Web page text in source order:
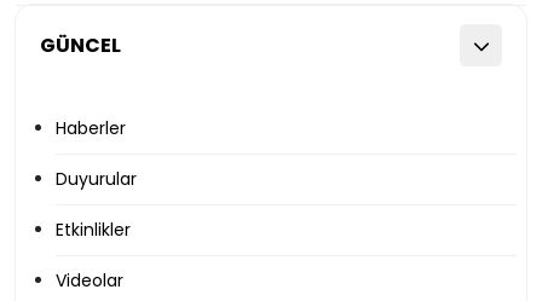
GÜNCEL
Haberler
Duyurular
Etkinlikler
Videolar